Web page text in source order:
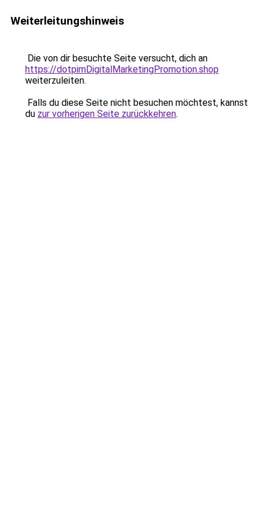
Weiterleitungshinweis
Die von dir besuchte Seite versucht, dich an
https://dotpimDigitalMarketingPromotion.shop
weiterzuleiten.
Falls du diese Seite nicht besuchen möchtest, kannst
du zur vorherigen Seite zurückkehren.